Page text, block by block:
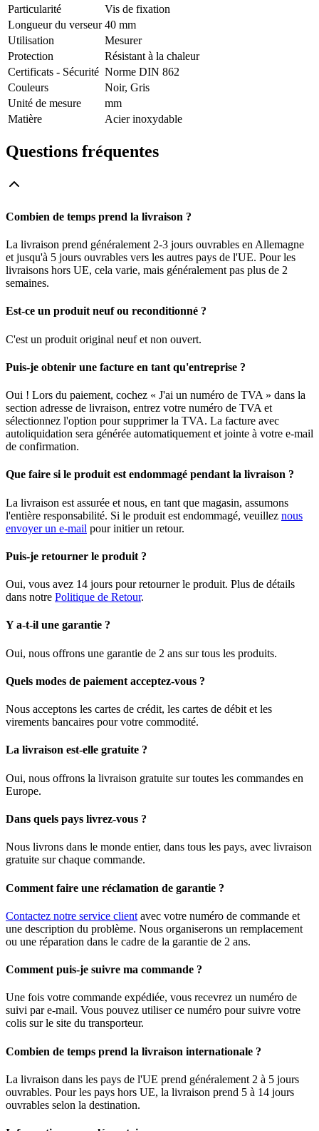
Particularité
Vis de fixation
Longueur du verseur 40 mm
Utilisation
Mesurer
Protection
Résistant à la chaleur
Certificats - Sécurité Norme DIN 862
Couleurs
Noir, Gris
Unité de mesure
mm
Matière
Acier inoxydable
Questions fréquentes
Combien de temps prend la livraison ?
La livraison prend généralement 2-3 jours ouvrables en Allemagne
et jusqu'à 5 jours ouvrables vers les autres pays de l'UE. Pour les
livraisons hors UE, cela varie, mais généralement pas plus de 2
semaines.
Est-ce un produit neuf ou reconditionné ?
C'est un produit original neuf et non ouvert.
Puis-je obtenir une facture en tant qu'entreprise ?
Oui ! Lors du paiement, cochez « J'ai un numéro de TVA » dans la
section adresse de livraison, entrez votre numéro de TVA et
sélectionnez l'option pour supprimer la TVA. La facture avec
autoliquidation sera générée automatiquement et jointe à votre e-mail
de confirmation.
Que faire si le produit est endommagé pendant la livraison ?
La livraison est assurée et nous, en tant que magasin, assumons
l'entière responsabilité. Si le produit est endommagé, veuillez nous
envoyer un e-mail pour initier un retour.
Puis-je retourner le produit ?
Oui, vous avez 14 jours pour retourner le produit. Plus de détails
dans notre Politique de Retour.
Y a-t-il une garantie ?
Oui, nous offrons une garantie de 2 ans sur tous les produits.
Quels modes de paiement acceptez-vous ?
Nous acceptons les cartes de crédit, les cartes de débit et les
virements bancaires pour votre commodité.
La livraison est-elle gratuite ?
Oui, nous offrons la livraison gratuite sur toutes les commandes en
Europe.
Dans quels pays livrez-vous ?
Nous livrons dans le monde entier, dans tous les pays, avec livraison
gratuite sur chaque commande.
Comment faire une réclamation de garantie ?
Contactez notre service client avec votre numéro de commande et
une description du problème. Nous organiserons un remplacement
ou une réparation dans le cadre de la garantie de 2 ans.
Comment puis-je suivre ma commande ?
Une fois votre commande expédiée, vous recevrez un numéro de
suivi par e-mail. Vous pouvez utiliser ce numéro pour suivre votre
colis sur le site du transporteur.
Combien de temps prend la livraison internationale ?
La livraison dans les pays de l'UE prend généralement 2 à 5 jours
ouvrables. Pour les pays hors UE, la livraison prend 5 à 14 jours
ouvrables selon la destination.